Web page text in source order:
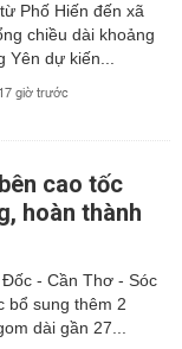
Phố Hiến đến xã
chiều dài khoảng
Yên dự kiến...
17 giờ trước
cao tốc
hoàn thành
- Cần Thơ - Sóc
bổ sung thêm 2
dài gần 27...